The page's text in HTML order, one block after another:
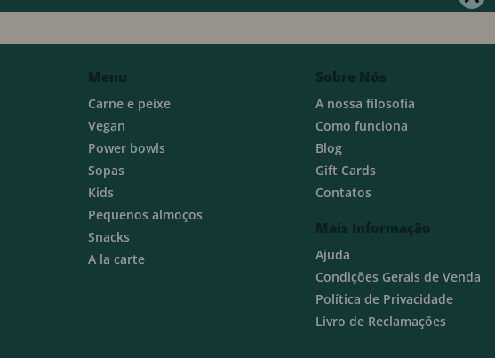
Menu
Carne e peixe
Vegan
Power bowls
Sopas
Kids
Pequenos almoços
Snacks
A la carte
Sobre Nós
A nossa filosofia
Como funciona
Blog
Gift Cards
Contatos
Mais Informação
Ajuda
Condições Gerais de Venda
Política de Privacidade
Livro de Reclamações